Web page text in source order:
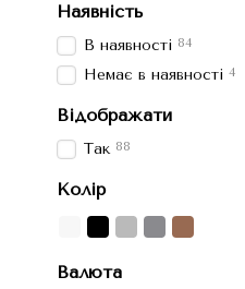
Наявність
В наявності 84
Немає в наявності 4
Відображати
Так 88
Колір
Валюта